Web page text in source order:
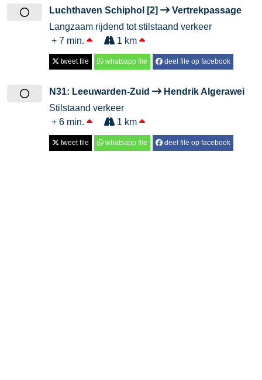
Luchthaven Schiphol [2]
Vertrekpassage
Langzaam rijdend tot stilstaand verkeer
+ 7 min.
1 km
tweet file whatsapp file deel file op facebook
N31: Leeuwarden-Zuid
Hendrik Algerawei
Stilstaand verkeer
+ 6 min.
1 km
tweet file whatsapp file deel file op facebook